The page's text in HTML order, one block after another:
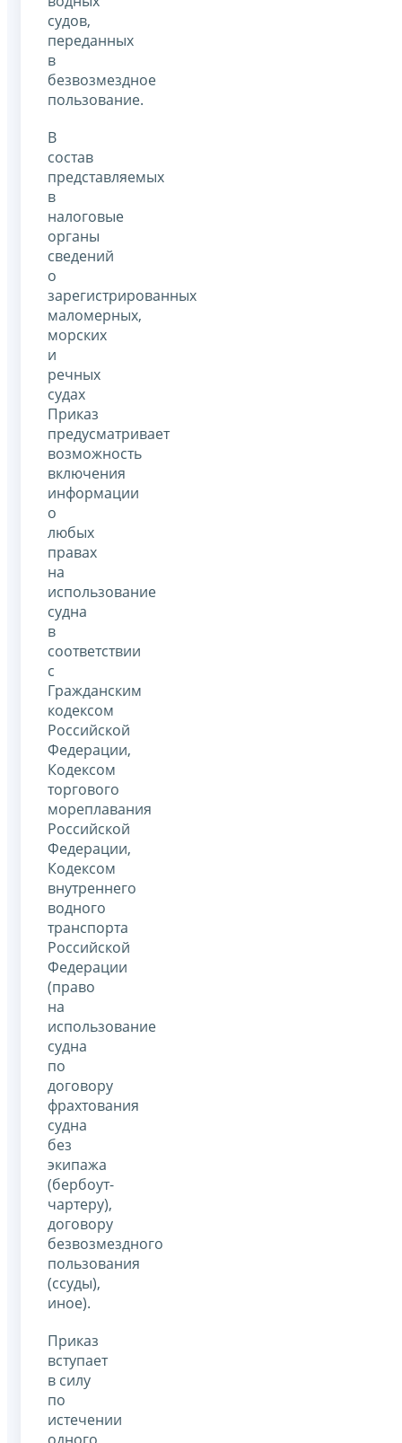
судов,
переданных
в
безвозмездное
пользование.
В
состав
представляемых
в
налоговые
органы
сведений
о
зарегистрированных
маломерных,
морских
и
речных
судах
Приказ
предусматривает
возможность
включения
информации
о
любых
правах
на
использование
судна
в
соответствии
с
Гражданским
кодексом
Российской
Федерации,
Кодексом
торгового
мореплавания
Российской
Федерации,
Кодексом
внутреннего
водного
транспорта
Российской
Федерации
(право
на
использование
судна
по
договору
фрахтования
судна
без
экипажа
(бербоут-
чартеру),
договору
безвозмездного
пользования
(ссуды),
иное).
Приказ
вступает
в силу
по
истечении